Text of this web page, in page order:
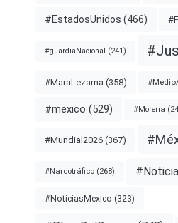
#EstadosUnidos (466)
#guardiaNacional (241)
#MaraLezama (358)
#mexico (529) #Morena
#Mundial2026 (367)
#Narcotráfico (268)
#NoticiasMexico (323)